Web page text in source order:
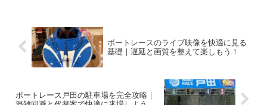
ボートレースのライブ映像を快適に見る
基礎｜遅延と画質を整えて楽しもう！
ボートレース戸田の駐車場を完全攻略｜